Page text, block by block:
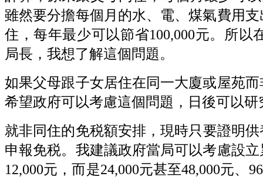
雖然要分擔每個月的水、電、煤氣費用
住，每年最少可以節省100,000元。所
局長，我想了解這個問題。
如果父母跟子女居住在同一大廈或屋苑
希望政府可以考慮這個問題，日後可以研
就非同住的免税額安排，現時只要證明
申報免税。我建議政府當局可以考慮設
12,000元，而是24,000元甚至48,000元